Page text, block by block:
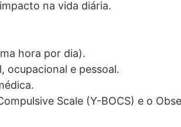
na vida diária.
hora por dia).
e pessoal.
Scale (Y-BOCS) e o